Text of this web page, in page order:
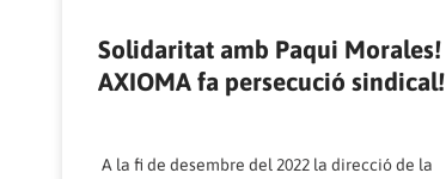
Solidaritat amb Paqui Morales!
AXIOMA fa persecució sindical!
A la fi de desembre del 2022 la direcció de la